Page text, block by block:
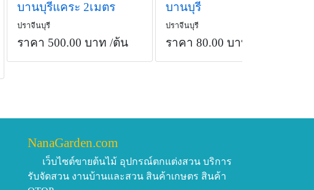
บานบุรีแคระ 2เมตร
ปราจีนบุรี
ราคา 500.00 บาท /ต้น
บานบุรี
ปราจีนบุรี
ราคา 80.00 บาท
NanaGarden.com
เว็บไซต์ขายต้นไม้ อุปกรณ์ตกแต่งสวน บริการ
รับจัดสวน งานบ้านและสวน สินค้าเกษตร สินค้า